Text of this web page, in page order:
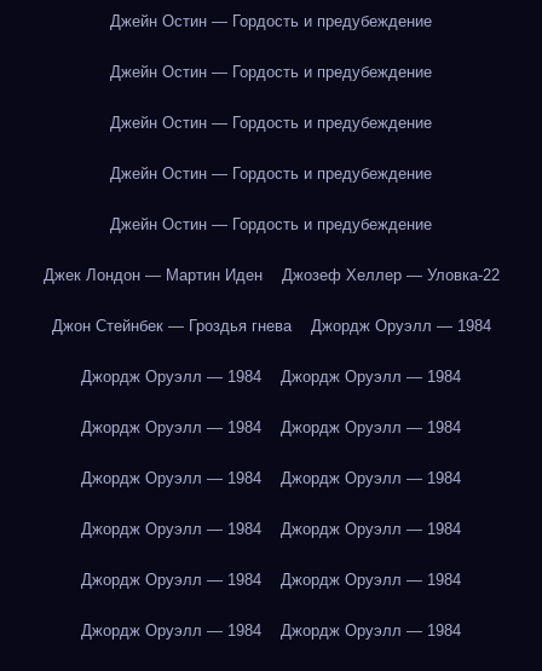
Джейн Остин — Гордость и предубеждение
Джейн Остин — Гордость и предубеждение
Джейн Остин — Гордость и предубеждение
Джейн Остин — Гордость и предубеждение
Джейн Остин — Гордость и предубеждение
Джек Лондон — Мартин Иден Джозеф Хеллер — Уловка-22
Джон Стейнбек — Гроздья гнева Джордж Оруэлл — 1984
Джордж Оруэлл — 1984 Джордж Оруэлл — 1984
Джордж Оруэлл — 1984 Джордж Оруэлл — 1984
Джордж Оруэлл — 1984 Джордж Оруэлл — 1984
Джордж Оруэлл — 1984 Джордж Оруэлл — 1984
Джордж Оруэлл — 1984 Джордж Оруэлл — 1984
Джордж Оруэлл — 1984 Джордж Оруэлл — 1984